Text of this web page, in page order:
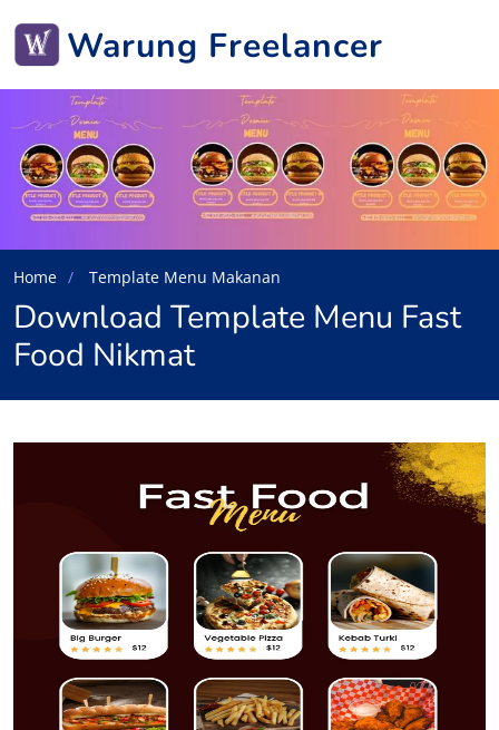
Warung Freelancer
Home Template Menu Makanan
Download Template Menu Fast
Food Nikmat